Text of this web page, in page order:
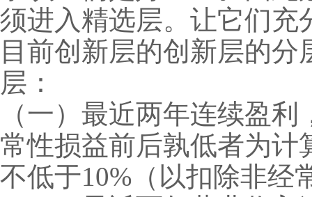
须进入精选层。让它们充
目前创新层的创新层的
层：
（一）最近两年连续盈
常性损益前后孰低者为计
不低于10%（以扣除非经